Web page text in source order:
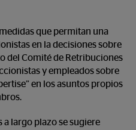
que permitan una
en la decisiones sobre
del Comité de Retribuciones
y empleados sobre
en los asuntos propios
a largo plazo se sugiere